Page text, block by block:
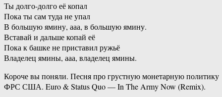
Ты долго-долго её копал
Пока ты сам туда не упал
В большую ямину, ааа, в большую ямину.
Вставай и дальше копай её
Пока к башке не приставил ружьё
Владелец ямины, ааа, владелец ямины.
Короче вы поняли. Песня про грустную монетарную политику
ФРС США. Euro & Status Quo — In The Army Now (Remix).